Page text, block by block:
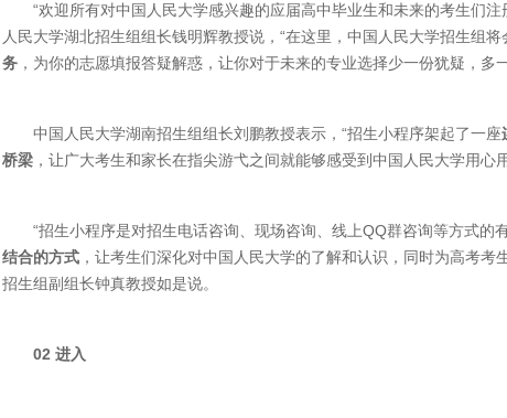
“欢迎所有对中国人民大学感兴趣的应届高中毕业生和未来的考生们注
人民大学湖北招生组组长钱明辉教授说，“在这里，中国人民大学招生组
务，为你的志愿填报答疑解惑，让你对于未来的专业选择少一份犹疑，多
中国人民大学湖南招生组组长刘鹏教授表示，“招生小程序架起了一座
桥梁，让广大考生和家长在指尖游弋之间就能够感受到中国人民大学用心
“招生小程序是对招生电话咨询、现场咨询、线上QQ群咨询等方式的
结合的方式，让考生们深化对中国人民大学的了解和认识，同时为高考考
招生组副组长钟真教授如是说。
02 进入